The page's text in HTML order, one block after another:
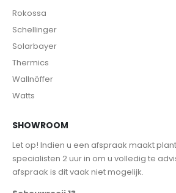
Rokossa
Schellinger
Solarbayer
Thermics
Wallnöffer
Watts
SHOWROOM
Let op! Indien u een afspraak maakt
specialisten 2 uur in om u volledig te
afspraak is dit vaak niet mogelijk.